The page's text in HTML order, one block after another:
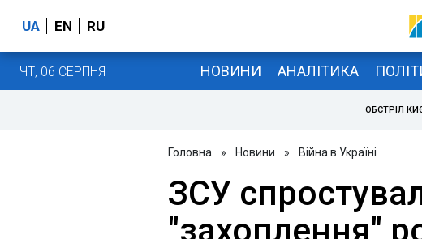
UA EN RU
ЧТ, 06 СЕРПНЯ НОВИНИ АНАЛІТИКА
ОБСТРІЛ
Головна » Новини » Війна в Україні
ЗСУ
"захоплення"